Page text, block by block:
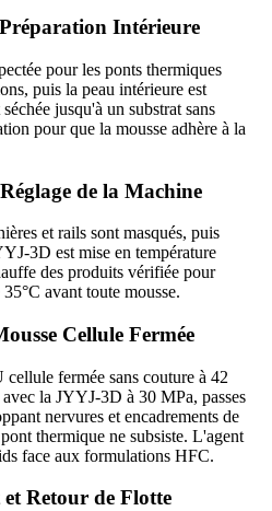
Intérieure
pour les ponts thermiques
puis la peau intérieure est
jusqu'à un substrat sans
pour que la mousse adhère à la
de la Machine
et rails sont masqués, puis
3D est mise en température
des produits vérifiée pour
avant toute mousse.
Cellule Fermée
cellule fermée sans couture à 42
la JYYJ-3D à 30 MPa, passes
nervures et encadrements de
thermique ne subsiste. L'agent
face aux formulations HFC.
et Retour de Flotte